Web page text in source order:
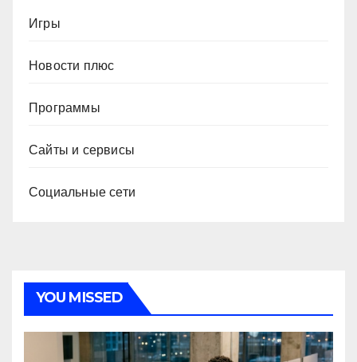
Игры
Новости плюс
Программы
Сайты и сервисы
Социальные сети
YOU MISSED